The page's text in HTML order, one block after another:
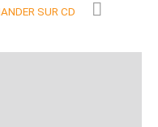
SUR CD